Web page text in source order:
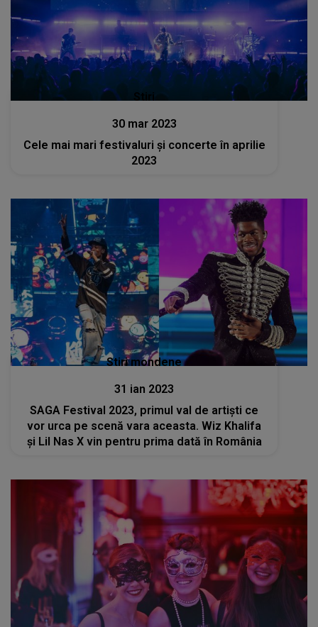
Stiri
30 mar 2023
Cele mai mari festivaluri și concerte în aprilie
2023
Stiri mondene
31 ian 2023
SAGA Festival 2023, primul val de artiști ce
vor urca pe scenă vara aceasta. Wiz Khalifa
și Lil Nas X vin pentru prima dată în România